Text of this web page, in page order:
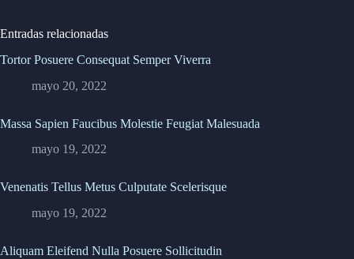
Entradas relacionadas
Tortor Posuere Consequat Semper Viverra
mayo 20, 2022
Massa Sapien Faucibus Molestie Feugiat Malesuada
mayo 19, 2022
Venenatis Tellus Metus Culputate Scelerisque
mayo 19, 2022
Aliquam Eleifend Nulla Posuere Sollicitudin